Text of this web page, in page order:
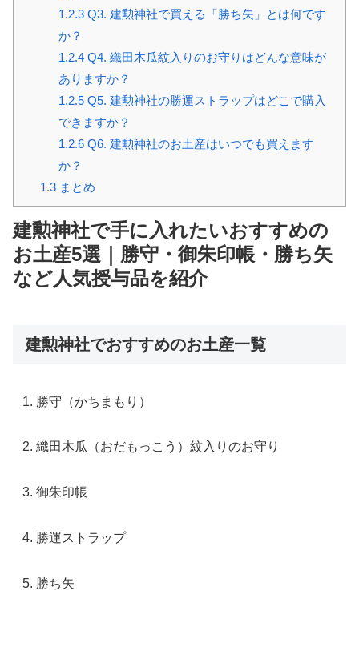
1.2.3Q3. 建勲神社で買える「勝ち矢」とは何です
か？
1.2.4Q4. 織田木瓜紋入りのお守りはどんな意味が
ありますか？
1.2.5Q5. 建勲神社の勝運ストラップはどこで購入
できますか？
1.2.6Q6. 建勲神社のお土産はいつでも買えます
か？
1.3まとめ
建勲神社で手に入れたいおすすめの
お土産5選｜勝守・御朱印帳・勝ち矢
など人気授与品を紹介
建勲神社でおすすめのお土産一覧
勝守（かちまもり）
織田木瓜（おだもっこう）紋入りのお守り
御朱印帳
勝運ストラップ
勝ち矢